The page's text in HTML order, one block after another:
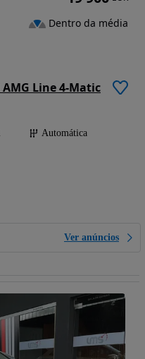
AMG Line 4-Matic
Automática
Ver anúncios
Dentro da média